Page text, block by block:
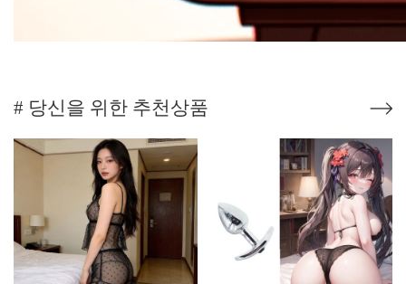
# 당신을 위한 추천상품